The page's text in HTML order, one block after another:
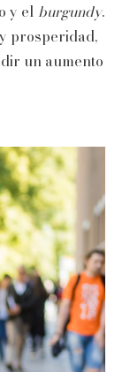
y el burgundy.
prosperidad,
un aumento